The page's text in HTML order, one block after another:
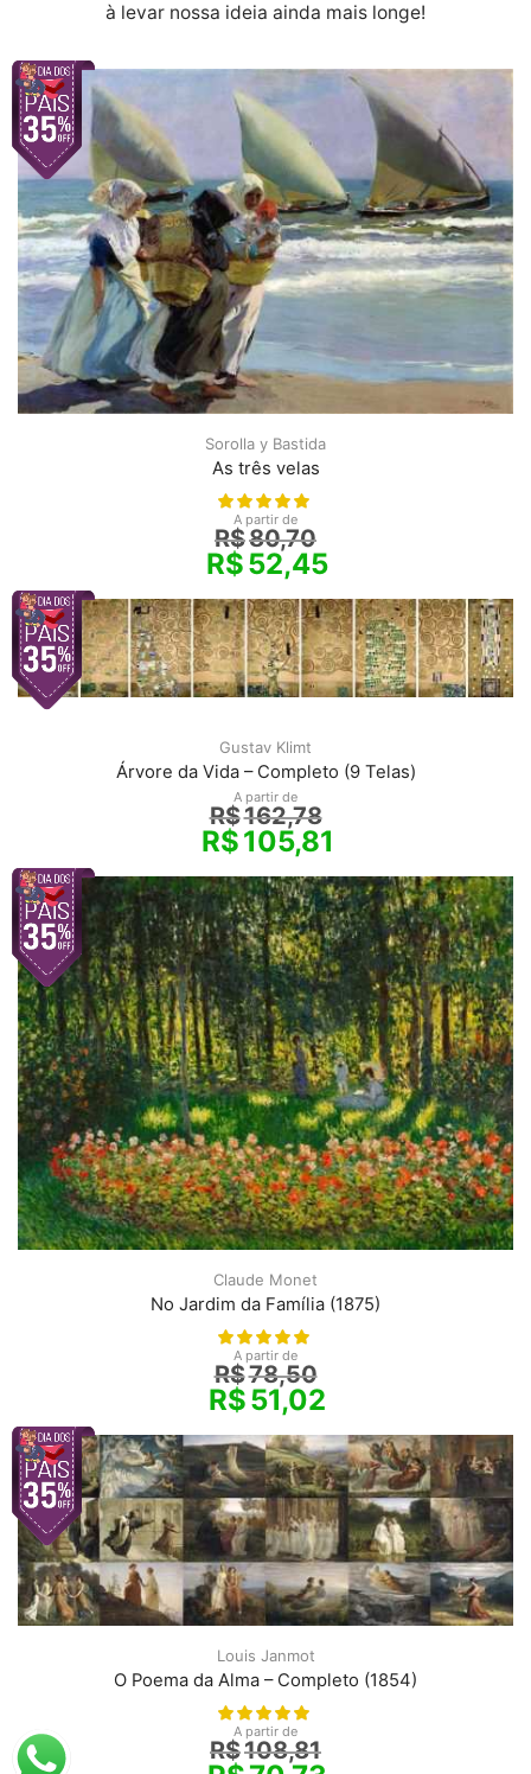
à levar nossa ideia ainda mais longe!
Sorolla y Bastida
As três velas
A partir de
R$80,70
R$52,45
Gustav Klimt
Árvore da Vida – Completo (9 Telas)
A partir de
R$162,78
R$105,81
Claude Monet
No Jardim da Família (1875)
A partir de
R$78,50
R$51,02
Louis Janmot
O Poema da Alma – Completo (1854)
A partir de
R$108,81